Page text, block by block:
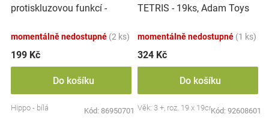
protiskluzovou funkcí -
momentálně nedostupné (2 ks)
199 Kč
Do košíku
Hippo - bílá Kód: 86950701
TETRIS - 19ks, Adam Toys
momentálně nedostupné (1 ks)
324 Kč
Do košíku
Věk: 3 +, roz. 19 x 19cmKód: 92608601